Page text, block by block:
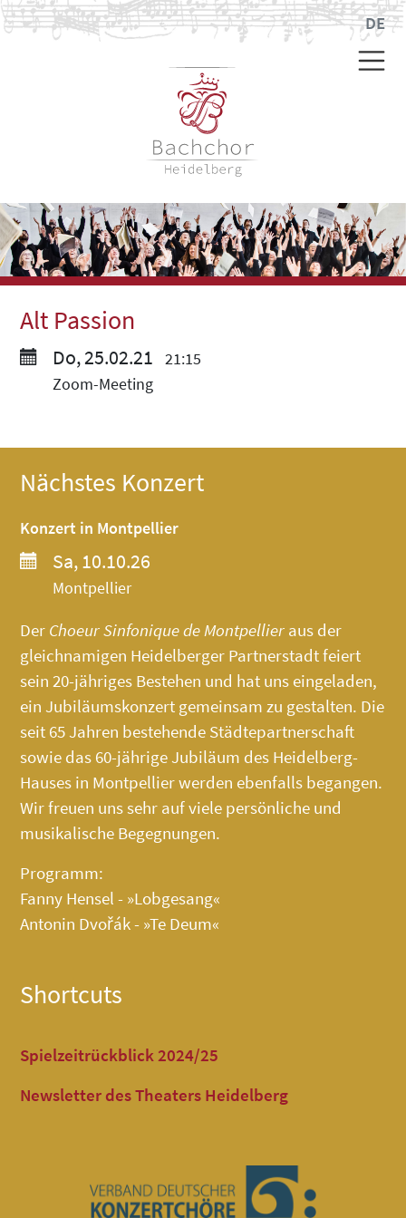
DE
Alt Passion
Do, 25.02.21
21:15
Zoom-Meeting
Nächstes Konzert
Konzert in Montpellier
Sa, 10.10.26
Montpellier
Der Choeur Sinfonique de Montpellier aus der
gleichnamigen Heidelberger Partnerstadt feiert
sein 20-jähriges Bestehen und hat uns eingeladen,
ein Jubiläumskonzert gemeinsam zu gestalten. Die
seit 65 Jahren bestehende Städtepartnerschaft
sowie das 60-jährige Jubiläum des Heidelberg-
Hauses in Montpellier werden ebenfalls begangen.
Wir freuen uns sehr auf viele persönliche und
musikalische Begegnungen.
Programm:
Fanny Hensel - »Lobgesang«
Antonin Dvořák - »Te Deum«
Shortcuts
Spielzeitrückblick 2024/25
Newsletter des Theaters Heidelberg